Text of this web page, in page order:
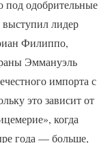
под одобрительные
лидер
Филиппо,
Эммануэль
импорта с
это зависит от
когда
года — больше,